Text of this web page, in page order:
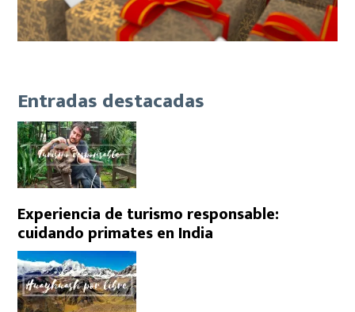
Entradas destacadas
Experiencia de turismo responsable:
cuidando primates en India